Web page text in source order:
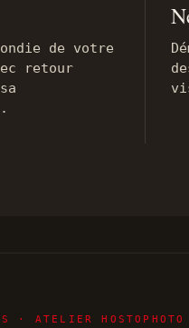
de votre
retour
· ATELIER HOSTOPHOTO